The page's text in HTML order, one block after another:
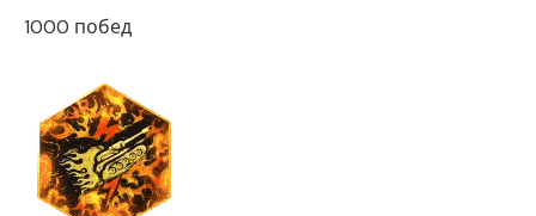
1000 побед